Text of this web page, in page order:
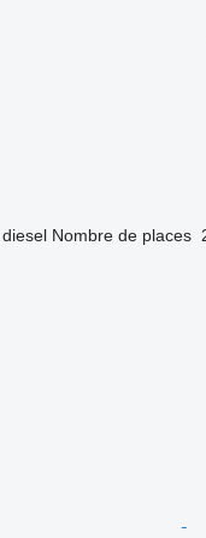
diesel Nombre de places